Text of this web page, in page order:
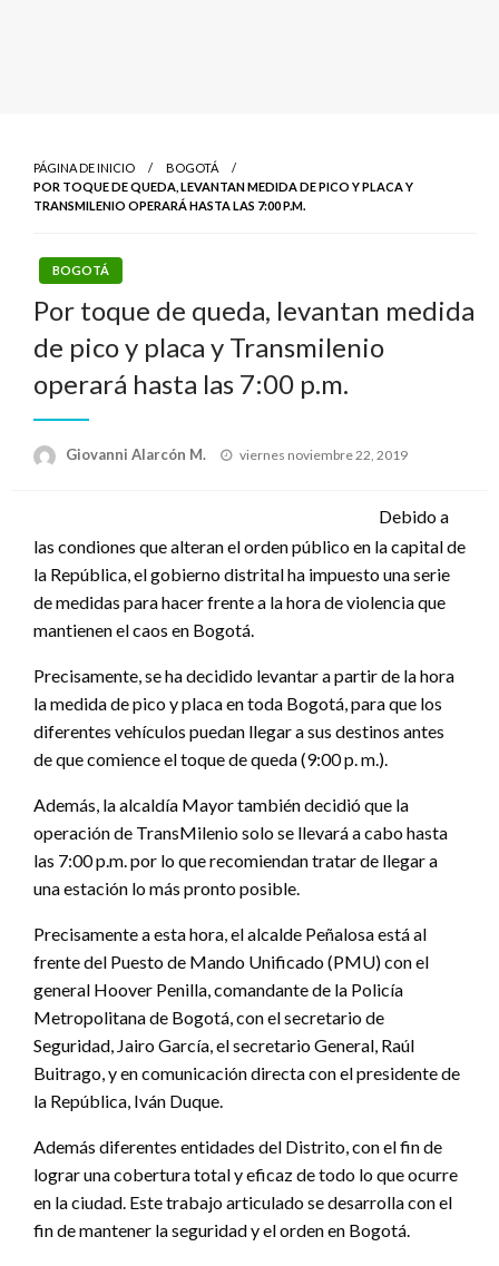
PÁGINA DE INICIO
BOGOTÁ
POR TOQUE DE QUEDA, LEVANTAN MEDIDA DE PICO Y PLACA Y
TRANSMILENIO OPERARÁ HASTA LAS 7:00 P.M.
BOGOTÁ
Por toque de queda, levantan medida
de pico y placa y Transmilenio
operará hasta las 7:00 p.m.
Giovanni Alarcón M.
Publicado
viernes noviembre 22, 2019
Debido a
las condiones que alteran el orden público en la capital de
la República, el gobierno distrital ha impuesto una serie
de medidas para hacer frente a la hora de violencia que
mantienen el caos en Bogotá.
Precisamente, se ha decidido levantar a partir de la hora
la medida de pico y placa en toda Bogotá, para que los
diferentes vehículos puedan llegar a sus destinos antes
de que comience el toque de queda (9:00 p. m.).
Además, la alcaldía Mayor también decidió que la
operación de TransMilenio solo se llevará a cabo hasta
las 7:00 p.m. por lo que recomiendan tratar de llegar a
una estación lo más pronto posible.
Precisamente a esta hora, el alcalde Peñalosa está al
frente del Puesto de Mando Unificado (PMU) con el
general Hoover Penilla, comandante de la Policía
Metropolitana de Bogotá, con el secretario de
Seguridad, Jairo García, el secretario General, Raúl
Buitrago, y en comunicación directa con el presidente de
la República, Iván Duque.
Además diferentes entidades del Distrito, con el fin de
lograr una cobertura total y eficaz de todo lo que ocurre
en la ciudad. Este trabajo articulado se desarrolla con el
fin de mantener la seguridad y el orden en Bogotá.